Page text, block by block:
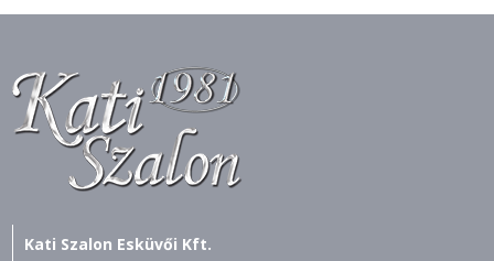
Kati Szalon Esküvői Kft.